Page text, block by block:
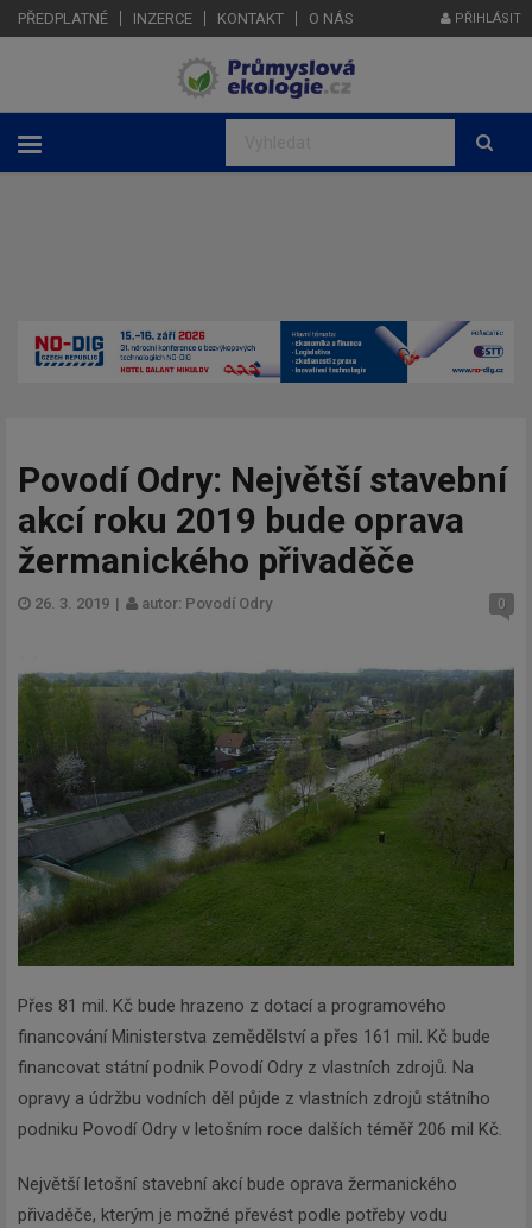
PŘEDPLATNÉ INZERCE KONTAKT O NÁS PŘIHLÁSIT
Povodí Odry: Největší stavební
akcí roku 2019 bude oprava
žermanického přivaděče
26. 3. 2019 | autor: Povodí Odry 0
Přes 81 mil. Kč bude hrazeno z dotací a programového
financování Ministerstva zemědělství a přes 161 mil. Kč bude
financovat státní podnik Povodí Odry z vlastních zdrojů. Na
opravy a údržbu vodních děl půjde z vlastních zdrojů státního
podniku Povodí Odry v letošním roce dalších téměř 206 mil Kč.
Největší letošní stavební akcí bude oprava žermanického
přivaděče, kterým je možné převést podle potřeby vodu